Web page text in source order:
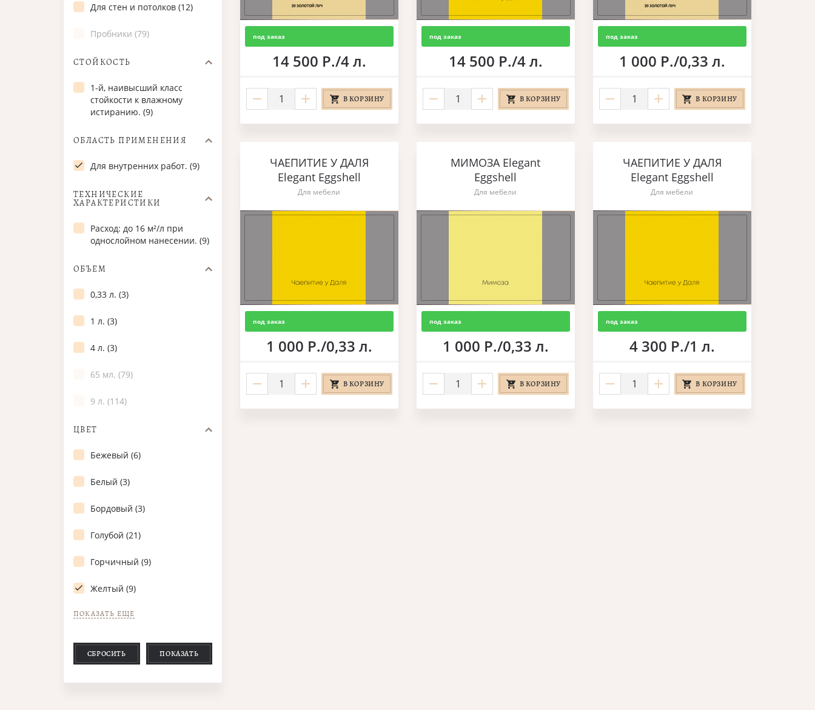
Для стен и потолков (12)
Пробники (79)
СТОЙКОСТЬ
1-й, наивысший класс
стойкости к влажному
истиранию. (9)
ОБЛАСТЬ ПРИМЕНЕНИЯ
Для внутренних работ. (9)
ТЕХНИЧЕСКИЕ
ХАРАКТЕРИСТИКИ
Расход: до 16 м²/л при
однослойном нанесении. (9)
ОБЪЕМ
0,33 л. (3)
1 л. (3)
4 л. (3)
65 мл. (79)
9 л. (114)
ЦВЕТ
Бежевый (6)
Белый (3)
Бордовый (3)
Голубой (21)
Горчичный (9)
Желтый (9)
ПОКАЗАТЬ ЕЩЕ
СБРОСИТЬ ПОКАЗАТЬ
под заказ
14 500 Р./4 л.
В КОРЗИНУ
под заказ
14 500 Р./4 л.
В КОРЗИНУ
под заказ
1 000 Р./0,33 л.
В КОРЗИНУ
ЧАЕПИТИЕ У ДАЛЯ
Elegant Eggshell
Для мебели
под заказ
1 000 Р./0,33 л.
В КОРЗИНУ
МИМОЗА Elegant
Eggshell
Для мебели
под заказ
1 000 Р./0,33 л.
В КОРЗИНУ
ЧАЕПИТИЕ У ДАЛЯ
Elegant Eggshell
Для мебели
под заказ
4 300 Р./1 л.
В КОРЗИНУ